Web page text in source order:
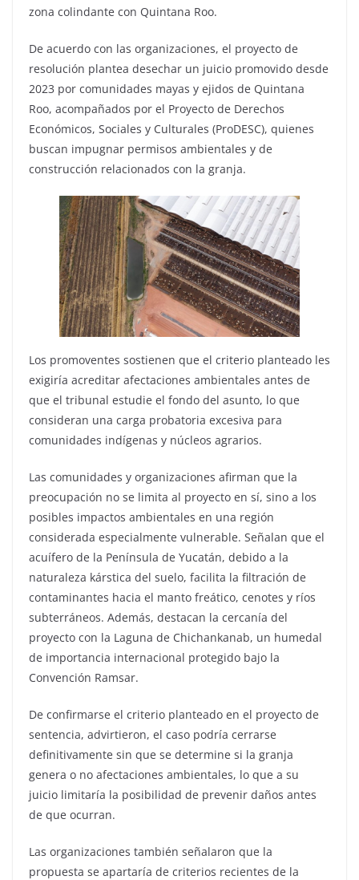
zona colindante con Quintana Roo.
De acuerdo con las organizaciones, el proyecto de
resolución plantea desechar un juicio promovido desde
2023 por comunidades mayas y ejidos de Quintana
Roo, acompañados por el Proyecto de Derechos
Económicos, Sociales y Culturales (ProDESC), quienes
buscan impugnar permisos ambientales y de
construcción relacionados con la granja.
Los promoventes sostienen que el criterio planteado les
exigiría acreditar afectaciones ambientales antes de
que el tribunal estudie el fondo del asunto, lo que
consideran una carga probatoria excesiva para
comunidades indígenas y núcleos agrarios.
Las comunidades y organizaciones afirman que la
preocupación no se limita al proyecto en sí, sino a los
posibles impactos ambientales en una región
considerada especialmente vulnerable. Señalan que el
acuífero de la Península de Yucatán, debido a la
naturaleza kárstica del suelo, facilita la filtración de
contaminantes hacia el manto freático, cenotes y ríos
subterráneos. Además, destacan la cercanía del
proyecto con la Laguna de Chichankanab, un humedal
de importancia internacional protegido bajo la
Convención Ramsar.
De confirmarse el criterio planteado en el proyecto de
sentencia, advirtieron, el caso podría cerrarse
definitivamente sin que se determine si la granja
genera o no afectaciones ambientales, lo que a su
juicio limitaría la posibilidad de prevenir daños antes
de que ocurran.
Las organizaciones también señalaron que la
propuesta se apartaría de criterios recientes de la